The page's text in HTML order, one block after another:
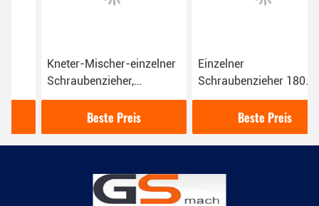
Kneter-Mischer-einzelner
Schraubenzieher,
Plastikgranulierer-
Beste Preis
Einzelner
Schraubenzieher 180
Kilowatt EVA mit Wasser-
Strang-Kugel-System
Beste Preis